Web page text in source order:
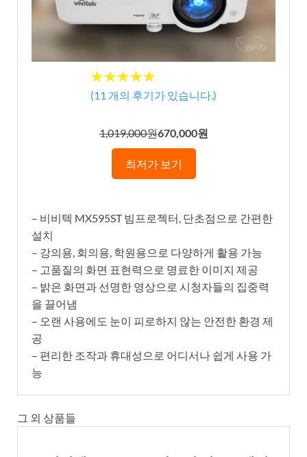
★★★★★
★★★★★
(11 개의 후기가 있습니다.)
1,019,000원670,000원
최저가 보기
– 비비텍 MX595ST 빔프로젝터, 단초점으로 간편한
설치
– 강의용, 회의용, 학원용으로 다양하게 활용 가능
– 고품질의 화면 표현력으로 명료한 이미지 제공
– 밝은 화면과 선명한 영상으로 시청자들의 집중력
을 끌어냄
– 오랜 사용에도 눈이 피로하지 않는 안전한 환경 제
공
– 편리한 조작과 휴대성으로 어디서나 쉽게 사용 가
능
그 외 상품들